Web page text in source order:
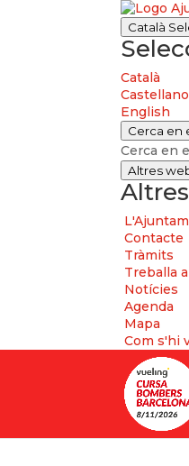
Català
Català
Castellano
English
Cerca en
Cerca en
Altres
Contacte
Tràmits
Treballa
Notícies
Agenda
Mapa
Com s'hi